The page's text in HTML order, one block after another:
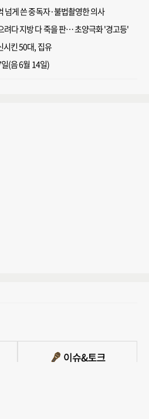
게 쓴 중독자·불법촬영한 의사
려다 지방 다 죽을 판… 초양극화 '경고등'
시킨 50대, 집유
(음 6월 14일)